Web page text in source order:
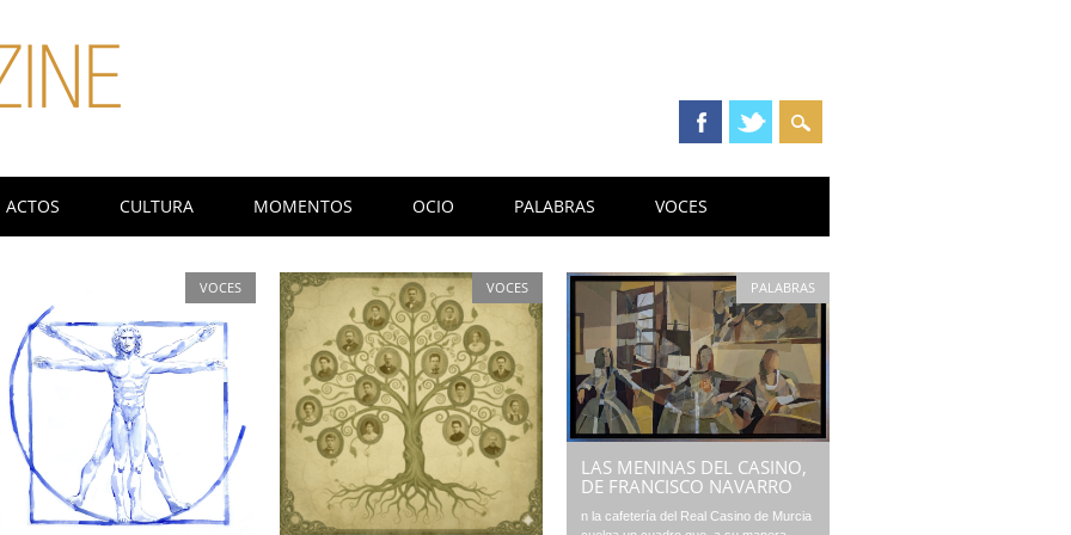
ACTOS CULTURA MOMENTOS OCIO PALABRAS VOCES
VOCES VOCES PALABRAS
LAS MENINAS DEL CASINO,
DE FRANCISCO NAVARRO
n la cafetería del Real Casino de Murcia